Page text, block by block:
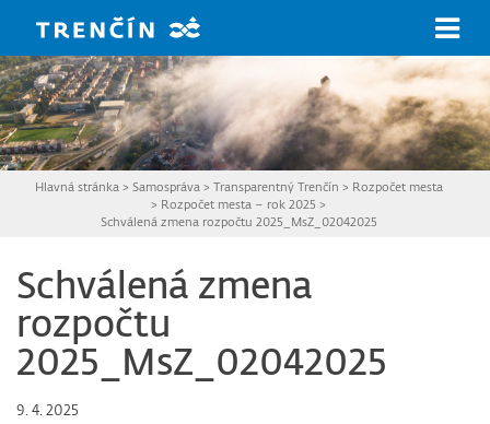
Hlavná stránka > Samospráva > Transparentný Trenčín > Rozpočet mesta
> Rozpočet mesta – rok 2025 >
Schválená zmena rozpočtu 2025_MsZ_02042025
Schválená zmena
rozpočtu
2025_MsZ_02042025
9. 4. 2025